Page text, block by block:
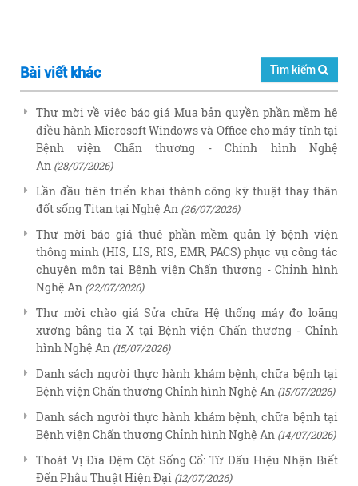
Bài viết khác Tìm kiếm
Thư mời về việc báo giá Mua bản quyền phần mềm hệ
điều hành Microsoft Windows và Office cho máy tính tại
Bệnh viện Chấn thương - Chỉnh hình Nghệ
An (28/07/2026)
Lần đầu tiên triển khai thành công kỹ thuật thay thân
đốt sống Titan tại Nghệ An (26/07/2026)
Thư mời báo giá thuê phần mềm quản lý bệnh viện
thông minh (HIS, LIS, RIS, EMR, PACS) phục vụ công tác
chuyên môn tại Bệnh viện Chấn thương - Chỉnh hình
Nghệ An (22/07/2026)
Thư mời chào giá Sửa chữa Hệ thống máy đo loãng
xương bằng tia X tại Bệnh viện Chấn thương - Chỉnh
hình Nghệ An (15/07/2026)
Danh sách người thực hành khám bệnh, chữa bệnh tại
Bệnh viện Chấn thương Chỉnh hình Nghệ An (15/07/2026)
Danh sách người thực hành khám bệnh, chữa bệnh tại
Bệnh viện Chấn thương Chỉnh hình Nghệ An (14/07/2026)
Thoát Vị Đĩa Đệm Cột Sống Cổ: Từ Dấu Hiệu Nhận Biết
Đến Phẫu Thuật Hiện Đại (12/07/2026)